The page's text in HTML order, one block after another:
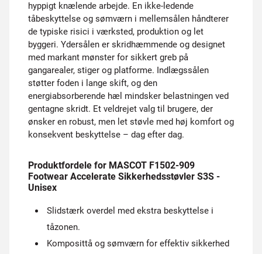
hyppigt knælende arbejde. En ikke-ledende
tåbeskyttelse og sømværn i mellemsålen håndterer
de typiske risici i værksted, produktion og let
byggeri. Ydersålen er skridhæmmende og designet
med markant mønster for sikkert greb på
gangarealer, stiger og platforme. Indlægssålen
støtter foden i lange skift, og den
energiabsorberende hæl mindsker belastningen ved
gentagne skridt. Et veldrejet valg til brugere, der
ønsker en robust, men let støvle med høj komfort og
konsekvent beskyttelse – dag efter dag.
Produktfordele for MASCOT F1502-909
Footwear Accelerate Sikkerhedsstøvler S3S -
Unisex
Slidstærk overdel med ekstra beskyttelse i
tåzonen.
Komposittå og sømværn for effektiv sikkerhed